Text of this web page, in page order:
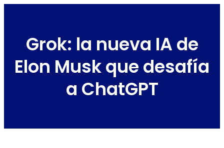
Grok: la nueva IA de
Elon Musk que desafía
a ChatGPT